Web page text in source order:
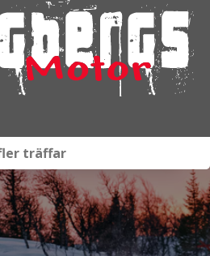
Fordon i lager
Verkstad